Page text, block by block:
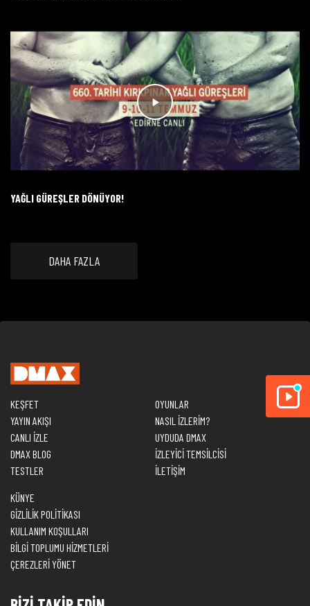
YAĞLI GÜREŞLER DÖNÜYOR!
DAHA FAZLA
KEŞFET
YAYIN AKIŞI
CANLI İZLE
DMAX BLOG
TESTLER
OYUNLAR
NASIL İZLERİM?
UYDUDA DMAX
İZLEYİCİ TEMSİLCİSİ
İLETİŞİM
KÜNYE
GİZLİLİK POLİTİKASI
KULLANIM KOŞULLARI
BİLGİ TOPLUMU HİZMETLERİ
ÇEREZLERİ YÖNET